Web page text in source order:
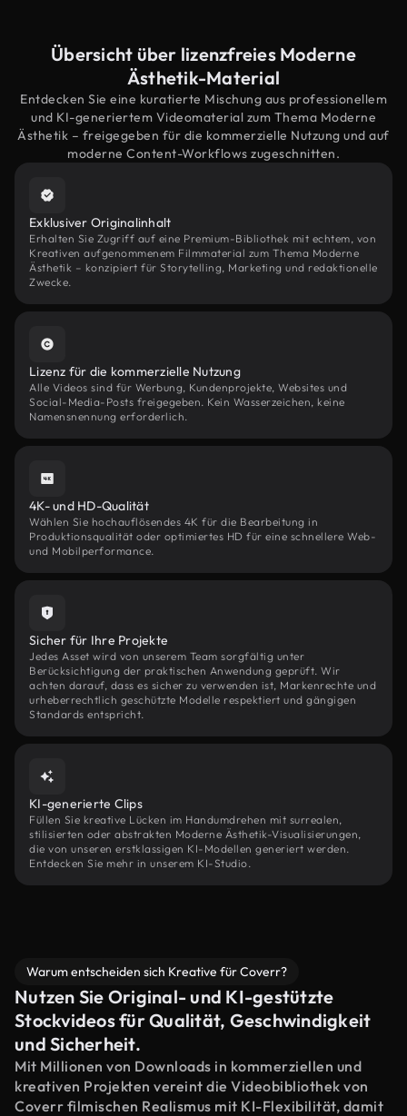
Übersicht über lizenzfreies Moderne
Ästhetik-Material
Entdecken Sie eine kuratierte Mischung aus professionellem
und KI-generiertem Videomaterial zum Thema Moderne
Ästhetik – freigegeben für die kommerzielle Nutzung und auf
moderne Content-Workflows zugeschnitten.
Exklusiver Originalinhalt
Erhalten Sie Zugriff auf eine Premium-Bibliothek mit echtem, von
Kreativen aufgenommenem Filmmaterial zum Thema Moderne
Ästhetik – konzipiert für Storytelling, Marketing und redaktionelle
Zwecke.
Lizenz für die kommerzielle Nutzung
Alle Videos sind für Werbung, Kundenprojekte, Websites und
Social-Media-Posts freigegeben. Kein Wasserzeichen, keine
Namensnennung erforderlich.
4K- und HD-Qualität
Wählen Sie hochauflösendes 4K für die Bearbeitung in
Produktionsqualität oder optimiertes HD für eine schnellere Web-
und Mobilperformance.
Sicher für Ihre Projekte
Jedes Asset wird von unserem Team sorgfältig unter
Berücksichtigung der praktischen Anwendung geprüft. Wir
achten darauf, dass es sicher zu verwenden ist, Markenrechte und
urheberrechtlich geschützte Modelle respektiert und gängigen
Standards entspricht.
KI-generierte Clips
Füllen Sie kreative Lücken im Handumdrehen mit surrealen,
stilisierten oder abstrakten Moderne Ästhetik-Visualisierungen,
die von unseren erstklassigen KI-Modellen generiert werden.
Entdecken Sie mehr in unserem KI-Studio.
Warum entscheiden sich Kreative für Coverr?
Nutzen Sie Original- und KI-gestützte
Stockvideos für Qualität, Geschwindigkeit
und Sicherheit.
Mit Millionen von Downloads in kommerziellen und
kreativen Projekten vereint die Videobibliothek von
Coverr filmischen Realismus mit KI-Flexibilität, damit